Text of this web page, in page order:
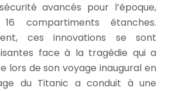
avancés pour l’époque,
compartiments étanches.
ces innovations se sont
face à la tragédie qui a
lors de son voyage inaugural en
du Titanic a conduit à une